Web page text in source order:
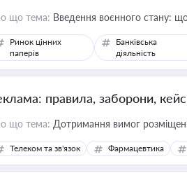
що тема: Введення воєнного стану:
Ринок цінних
паперів
Банківська
діяльність
правила, заборони,
що тема: Дотримання вимог
Телеком та зв'язок Фармацевтика